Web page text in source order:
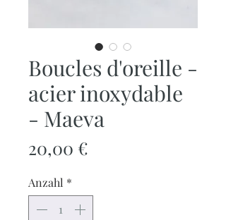
Boucles d'oreille -
acier inoxydable
- Maeva
20,00 €
Anzahl *